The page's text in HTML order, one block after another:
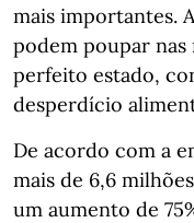
mais importantes.
podem poupar nas
perfeito estado,
desperdício
De acordo com a
mais de 6,6
um aumento de